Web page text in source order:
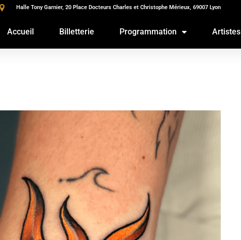
Halle Tony Garnier, 20 Place Docteurs Charles et Christophe Mérieux, 69007 Lyon
Accueil Billetterie Programmation Artistes